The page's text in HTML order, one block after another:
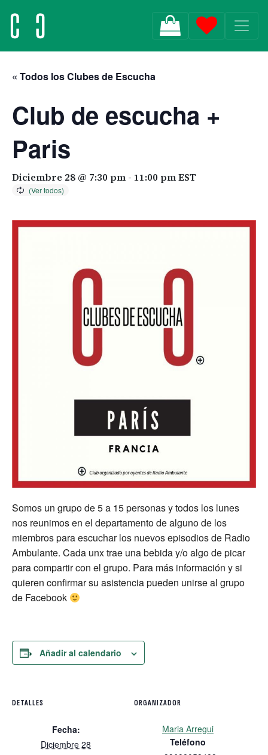
MAIN NAVIGATION
« Todos los Clubes de Escucha
Club de escucha +
Paris
Diciembre 28 @ 7:30 pm - 11:00 pmEST
Somos un grupo de 5 a 15 personas y todos los lunes
nos reunimos en el departamento de alguno de los
miembros para escuchar los nuevos episodios de Radio
Ambulante. Cada unx trae una bebida y/o algo de picar
para compartir con el grupo. Para más información y si
quieren confirmar su asistencia pueden unirse al grupo
de Facebook
Añadir al calendario
DETALLES
Fecha:
Diciembre 28
ORGANIZADOR
Maria Arregui
Teléfono